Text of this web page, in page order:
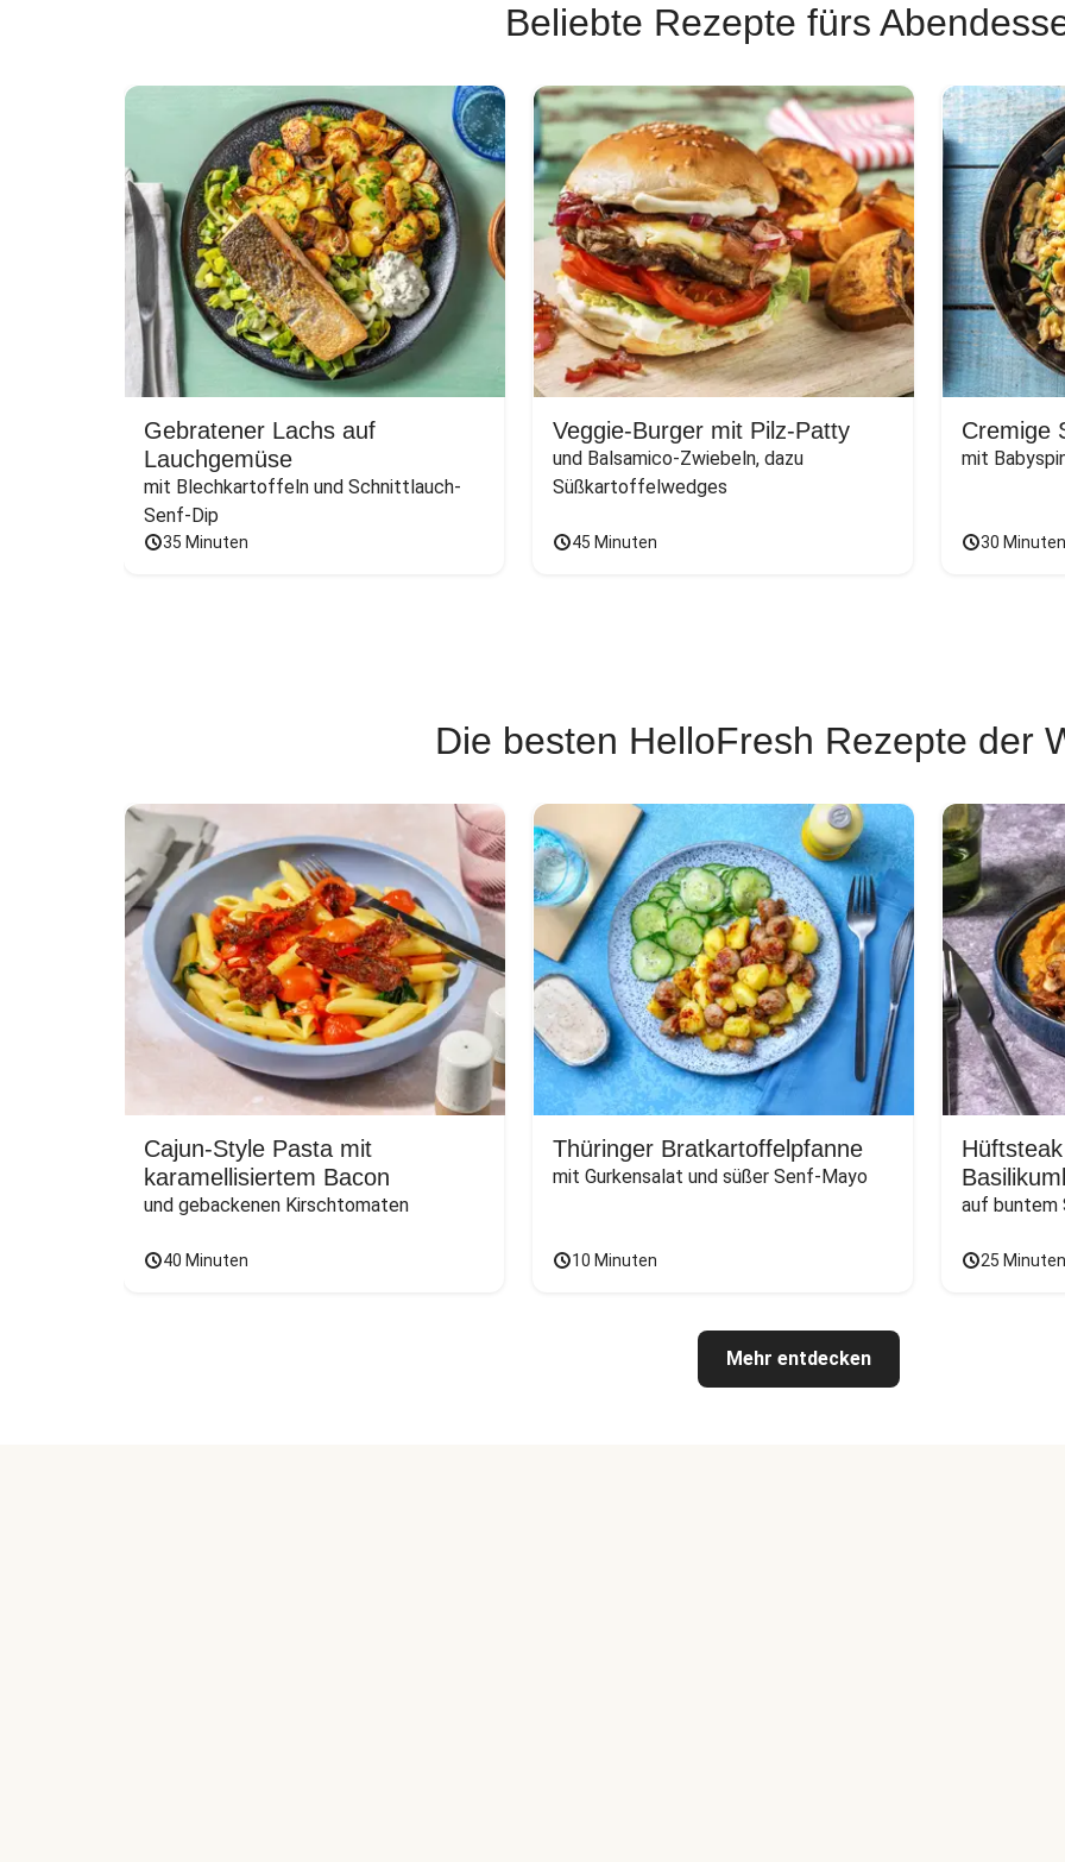
Beliebte Rezepte fürs
Gebratener Lachs auf
Lauchgemüse
mit Blechkartoffeln und Schnittlauch-
Senf-Dip
35 Minuten
Veggie-Burger mit Pilz-Patty
und Balsamico-Zwiebeln, dazu
Süßkartoffelwedges
45 Minuten
Cremige
mit
30 Minuten
Die besten HelloFresh Rezepte der
Cajun-Style Pasta mit
karamellisiertem Bacon
und gebackenen Kirschtomaten
40 Minuten
Thüringer Bratkartoffelpfanne
mit Gurkensalat und süßer Senf-Mayo
10 Minuten
auf buntem
25 Minuten
Mehr entdecken